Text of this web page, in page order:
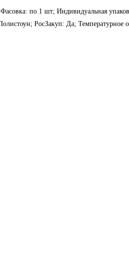
по 1 шт; Индивидуальная
РосЗакуп: Да; Температурное